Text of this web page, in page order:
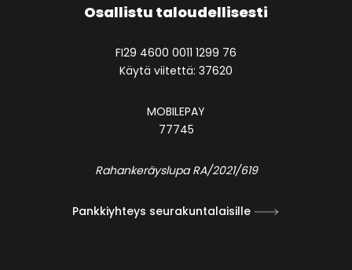
Osallistu taloudellisesti
FI29 4600 0011 1299 76
Käytä viitettä: 37620
MOBILEPAY
77745
Rahankeräyslupa RA/2021/619
Pankkiyhteys seurakuntalaisille